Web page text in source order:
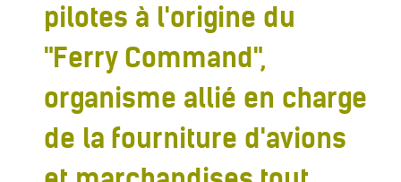
pilotes à l'origine du
"Ferry Command",
organisme allié en charge
de la fourniture d'avions